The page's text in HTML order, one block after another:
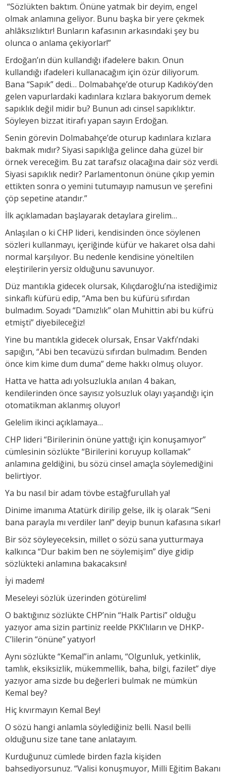
“Sözlükten baktım. Önüne yatmak bir deyim, engel
olmak anlamına geliyor. Bunu başka bir yere çekmek
ahlâksızlıktır! Bunların kafasının arkasındaki şey bu
olunca o anlama çekiyorlar!”
Erdoğan’ın dün kullandığı ifadelere bakın. Onun
kullandığı ifadeleri kullanacağım için özür diliyorum.
Bana “Sapık” dedi… Dolmabahçe’de oturup Kadıköy’den
gelen vapurlardaki kadınlara kızlara bakıyorum demek
sapıklık değil midir bu? Bunun adı cinsel sapıklıktır.
Söyleyen bizzat itirafı yapan sayın Erdoğan.
Senin görevin Dolmabahçe’de oturup kadınlara kızlara
bakmak mıdır? Siyasi sapıklığa gelince daha güzel bir
örnek vereceğim. Bu zat tarafsız olacağına dair söz verdi.
Siyasi sapıklık nedir? Parlamentonun önüne çıkıp yemin
ettikten sonra o yemini tutumayıp namusun ve şerefini
çöp sepetine atandır.”
İlk açıklamadan başlayarak detaylara girelim…
Anlaşılan o ki CHP lideri, kendisinden önce söylenen
sözleri kullanmayı, içeriğinde küfür ve hakaret olsa dahi
normal karşılıyor. Bu nedenle kendisine yöneltilen
eleştirilerin yersiz olduğunu savunuyor.
Düz mantıkla gidecek olursak, Kılıçdaroğlu’na istediğimiz
sinkaflı küfürü edip, “Ama ben bu küfürü sıfırdan
bulmadım. Soyadı “Damızlık” olan Muhittin abi bu küfrü
etmişti” diyebileceğiz!
Yine bu mantıkla gidecek olursak, Ensar Vakfı’ndaki
sapığın, “Abi ben tecavüzü sıfırdan bulmadım. Benden
önce kim kime dum duma” deme hakkı olmuş oluyor.
Hatta ve hatta adı yolsuzlukla anılan 4 bakan,
kendilerinden önce sayısız yolsuzluk olayı yaşandığı için
otomatikman aklanmış oluyor!
Gelelim ikinci açıklamaya…
CHP lideri “Birilerinin önüne yattığı için konuşamıyor”
cümlesinin sözlükte “Birilerini koruyup kollamak”
anlamına geldiğini, bu sözü cinsel amaçla söylemediğini
belirtiyor.
Ya bu nasıl bir adam tövbe estağfurullah ya!
Dinime imanıma Atatürk dirilip gelse, ilk iş olarak “Seni
bana parayla mı verdiler lan!” deyip bunun kafasına sıkar!
Bir söz söyleyeceksin, millet o sözü sana yutturmaya
kalkınca “Dur bakim ben ne söylemişim” diye gidip
sözlükteki anlamına bakacaksın!
İyi madem!
Meseleyi sözlük üzerinden götürelim!
O baktığınız sözlükte CHP’nin “Halk Partisi” olduğu
yazıyor ama sizin partiniz reelde PKK’lıların ve DHKP-
C’lilerin “önüne” yatıyor!
Aynı sözlükte “Kemal”in anlamı, “Olgunluk, yetkinlik,
tamlık, eksiksizlik, mükemmellik, baha, bilgi, fazilet” diye
yazıyor ama sizde bu değerleri bulmak ne mümkün
Kemal bey?
Hiç kıvırmayın Kemal Bey!
O sözü hangi anlamla söylediğiniz belli. Nasıl belli
olduğunu size tane tane anlatayım.
Kurduğunuz cümlede birden fazla kişiden
bahsediyorsunuz. “Valisi konuşmuyor, Milli Eğitim Bakanı